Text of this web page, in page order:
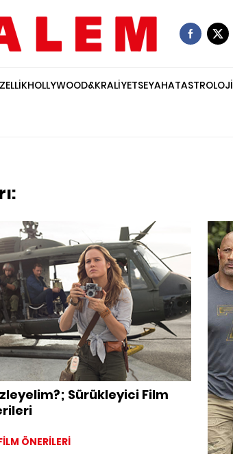
HOLLYWOOD&KRALİYETSEYAHATASTROLOJİ
Sürükleyici Film
ÖNERİLERİ